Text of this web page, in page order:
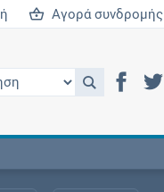
Αγορά συνδρομής